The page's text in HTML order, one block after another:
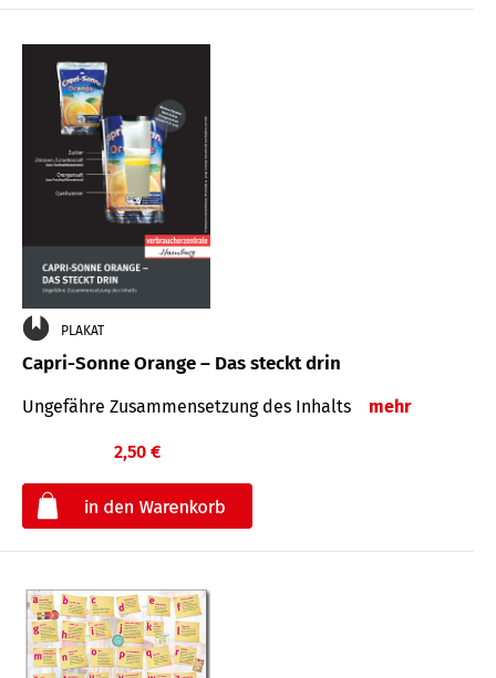
PLAKAT
Capri-Sonne Orange – Das steckt drin
Ungefähre Zu­sammen­setzung des Inhalts mehr
2,50 €